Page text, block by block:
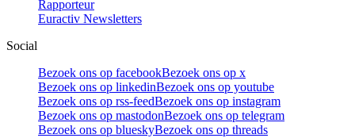
Rapporteur
Euractiv Newsletters
Social
Bezoek ons op facebookBezoek ons op x
Bezoek ons op linkedinBezoek ons op youtube
Bezoek ons op rss-feedBezoek ons op instagram
Bezoek ons op mastodonBezoek ons op telegram
Bezoek ons op blueskyBezoek ons op threads